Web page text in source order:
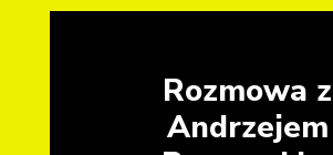
Rozmowa z
Andrzejem